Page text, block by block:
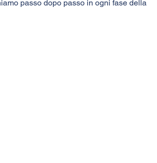
passo dopo passo in ogni fase della